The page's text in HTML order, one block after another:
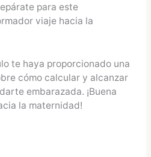
para este
viaje hacia la
te haya proporcionado una
cómo calcular y alcanzar
embarazada. ¡Buena
la maternidad!